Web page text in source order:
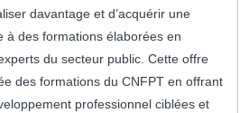
davantage et d’acquérir une
à des formations élaborées en
du secteur public. Cette offre
des formations du CNFPT en offrant
professionnel ciblées et